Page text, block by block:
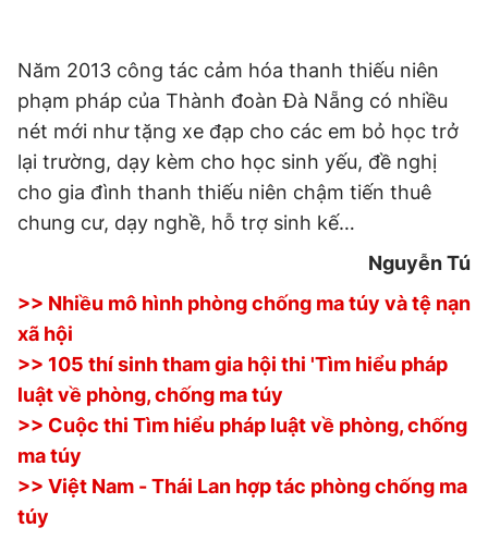
Sản phẩm khác
Tiện ích Bạn cần biết
Thông tin tòa soạn Liên hệ quảng cáo
Đọc Thanh Niên trên điện thoại
Theo dõi báo trên
Hotline
Năm 2013 công tác cảm hóa thanh thiếu niên
phạm pháp của Thành đoàn Đà Nẵng có nhiều
nét mới như tặng xe đạp cho các em bỏ học trở
lại trường, dạy kèm cho học sinh yếu, đề nghị
cho gia đình thanh thiếu niên chậm tiến thuê
chung cư, dạy nghề, hỗ trợ sinh kế…
Nguyễn Tú
>> Nhiều mô hình phòng chống ma túy và tệ nạn
xã hội
>> 105 thí sinh tham gia hội thi 'Tìm hiểu pháp
luật về phòng, chống ma túy
>> Cuộc thi Tìm hiểu pháp luật về phòng, chống
ma túy
>> Việt Nam - Thái Lan hợp tác phòng chống ma
túy